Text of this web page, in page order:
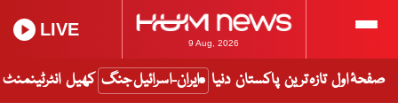
9 Aug, 2026
LIVE
صفحۂ اول تازہ ترین پاکستان دنیا ایران-اسرائیل جنگ کھیل انٹرٹینمنٹ